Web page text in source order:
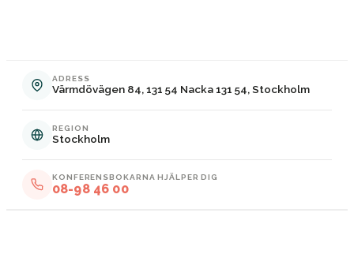
ADRESS
Värmdövägen 84, 131 54 Nacka 131 54, Stockholm
REGION
Stockholm
KONFERENSBOKARNA HJÄLPER DIG
08-98 46 00